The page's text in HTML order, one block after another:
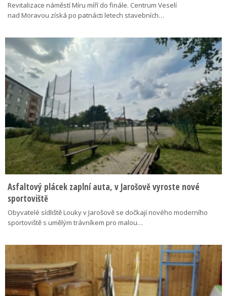
Revitalizace náměstí Míru míří do finále. Centrum Veselí
nad Moravou získá po patnácti letech stavebních…
Asfaltový plácek zaplní auta, v Jarošově vyroste nové
sportoviště
Obyvatelé sídliště Louky v Jarošově se dočkají nového moderního
sportoviště s umělým trávníkem pro malou…